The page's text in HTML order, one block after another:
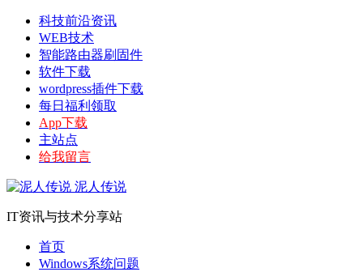
科技前沿资讯
WEB技术
智能路由器刷固件
软件下载
wordpress插件下载
每日福利领取
App下载
主站点
给我留言
泥人传说
IT资讯与技术分享站
首页
Windows系统问题